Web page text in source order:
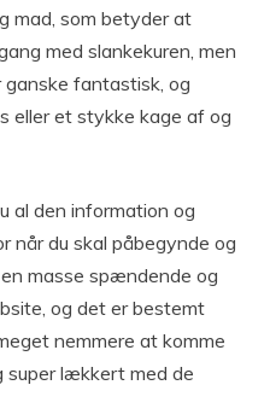
mad, som betyder at
med slankekuren, men
fantastisk, og
eller et stykke kage af og
al den information og
når du skal påbegynde og
masse spændende og
og det er bestemt
nemmere at komme
super lækkert med de